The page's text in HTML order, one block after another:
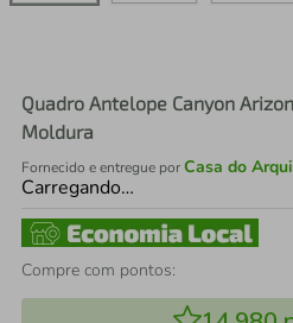
Quadro Antelope Canyon
Moldura
Fornecido e entregue porCasa do
Carregando…
Compre com pontos: